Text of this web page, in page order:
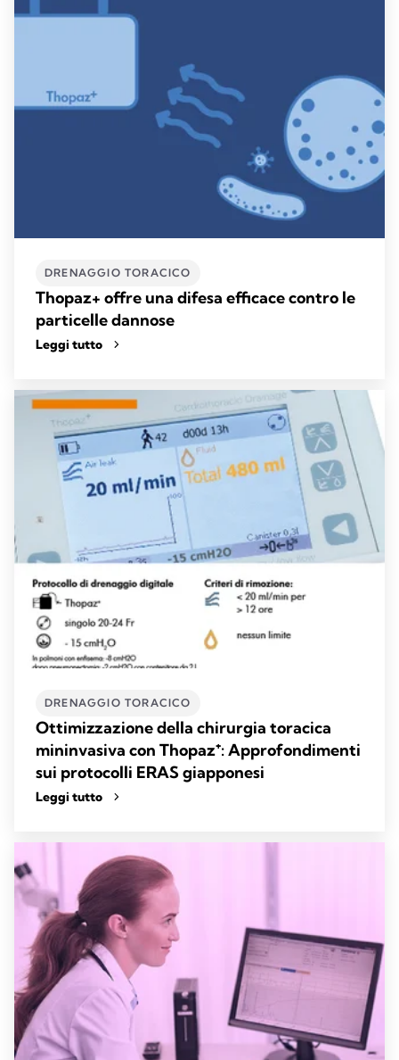
DRENAGGIO TORACICO
Thopaz+ offre una difesa efficace contro le
particelle dannose
Leggi tutto
DRENAGGIO TORACICO
Ottimizzazione della chirurgia toracica
mininvasiva con Thopaz⁺: Approfondimenti
sui protocolli ERAS giapponesi
Leggi tutto